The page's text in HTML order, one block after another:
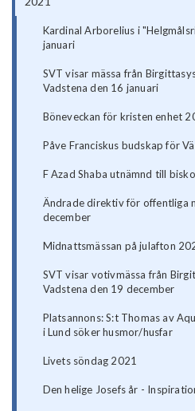
Kardinal Arborelius i
januari
SVT visar mässa från
Vadstena den 16 januari
Böneveckan för kristen enhet
Påve Franciskus budskap för
F Azad Shaba utnämnd till
Ändrade direktiv för offentliga
december
Midnattsmässan på julafton
SVT visar votivmässa från
Vadstena den 19 december
Platsannons: S:t Thomas av
i Lund söker husmor/husfar
Livets söndag 2021
Den helige Josefs år -